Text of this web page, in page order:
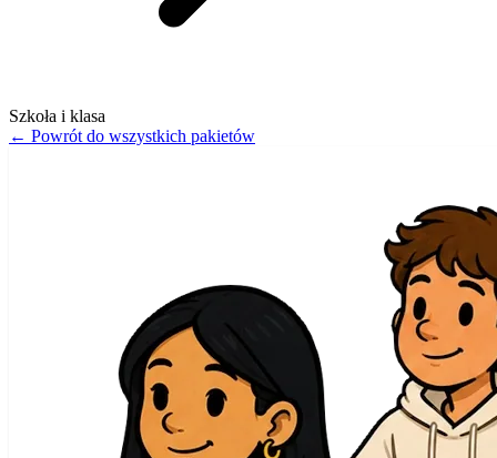
Szkoła i klasa
← Powrót do wszystkich pakietów